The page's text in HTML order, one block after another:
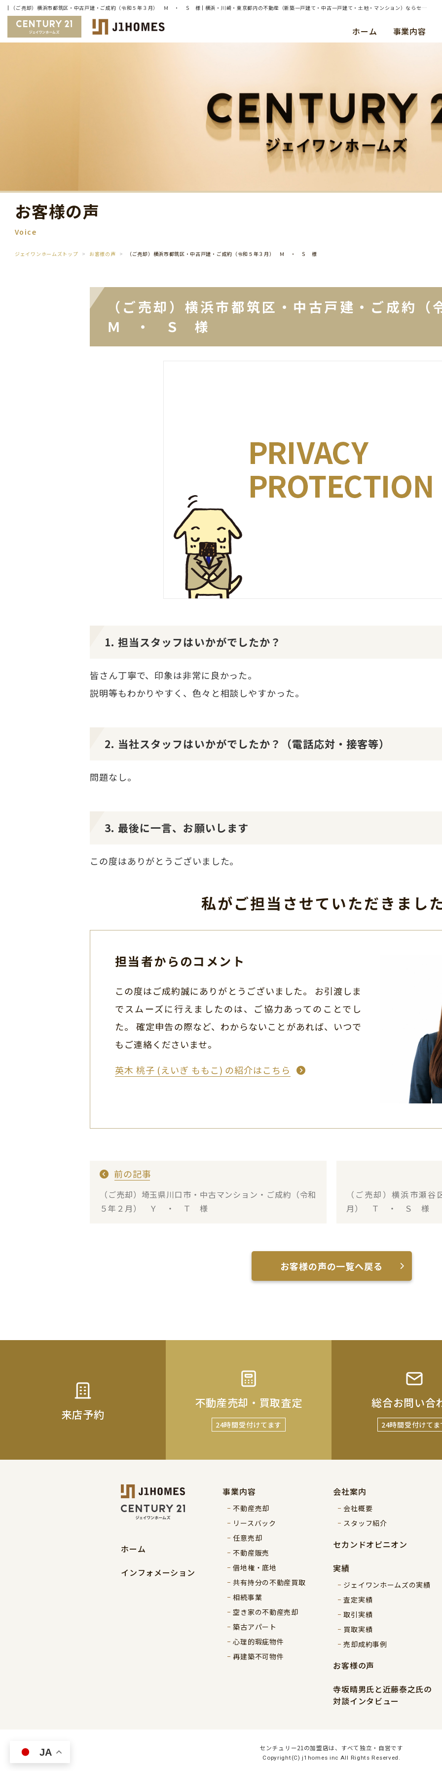
| （ご売却）横浜市都筑区・中古戸建・ご成約（令和５年３月） Ｍ ・ Ｓ 様 | 横浜・川崎・東京都内の不動産（新築一戸建て・中古一戸建て・土地・マンション）ならセンチュリー21ジェイワンホームズ
ホーム 事業内容
お客様の声
Voice
ジェイワンホームズトップ お客様の声 （ご売却）横浜市都筑区・中古戸建・ご成約（令和５年３月） Ｍ ・ Ｓ 様
（ご売却）横浜市都筑区・中古戸建・ご成約
Ｍ ・ Ｓ 様
1. 担当スタッフはいかがでしたか？
皆さん丁寧で、印象は非常に良かった。
説明等もわかりやすく、色々と相談しやすかった。
2. 当社スタッフはいかがでしたか？（電話応対・接客等）
問題なし。
3. 最後に一言、お願いします
この度はありがとうございました。
私がご担当させていただきまし
担当者からのコメント
この度はご成約誠にありがとうございました。 お引渡しま
でスムーズに行えましたのは、ご協力あってのことでし
た。 確定申告の際など、わからないことがあれば、いつで
もご連絡くださいませ。
英木 桃子 (えいぎ ももこ) の紹介はこちら
前の記事
（ご売却）埼玉県川口市・中古マンション・ご成約（令和
５年２月） Ｙ ・ Ｔ 様
（ご売却）横浜市瀬
月） Ｔ ・ Ｓ 様
お客様の声の一覧へ戻る
来店予約
不動産売却・買取査定
24時間受付けてます
総合お問い合
24時間受付けてま
ホーム
インフォメーション
事業内容
不動産売却
リースバック
任意売却
不動産販売
借地権・底地
共有持分の不動産買取
相続事業
空き家の不動産売却
築古アパート
心理的瑕疵物件
再建築不可物件
会社案内
会社概要
スタッフ紹介
セカンドオピニオン
実績
ジェイワンホームズの実績
査定実績
取引実績
買取実績
売却成約事例
お客様の声
寺坂晴男氏と近藤泰之氏の
対談インタビュー
センチュリー21の加盟店は、すべて独立・自営です
Copyright(C) j1homes inc All Rights Reserved.
JA